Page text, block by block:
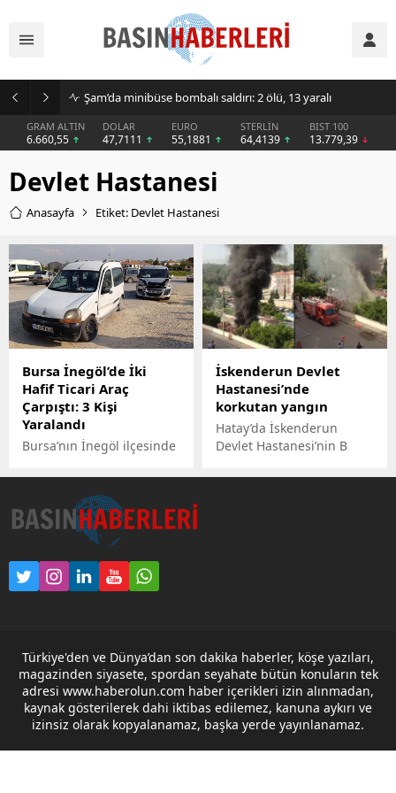
Şam’da minibüse bombalı saldırı: 2 ölü, 13 yaralı
GRAM ALTIN
6.660,55
DOLAR
47,7111
EURO
55,1881
STERLİN
64,4139
BIST 100
13.779,39
Devlet Hastanesi
Anasayfa Etiket: Devlet Hastanesi
Bursa İnegöl’de İki
Hafif Ticari Araç
Çarpıştı: 3 Kişi
Yaralandı
Bursa’nın İnegöl ilçesinde
çarpıştığı kazada 3 kişi
yaralandı.
İskenderun Devlet
Hastanesi’nde
korkutan yangın
Hatay’da İskenderun
Devlet Hastanesi’nin B
olarak kullanılan, 3
Türkiye'den ve Dünya’dan son dakika haberler, köşe yazıları,
magazinden siyasete, spordan seyahate bütün konuların tek
adresi www.haberolun.com haber içerikleri izin alınmadan,
kaynak gösterilerek dahi iktibas edilemez, kanuna aykırı ve
izinsiz olarak kopyalanamaz, başka yerde yayınlanamaz.